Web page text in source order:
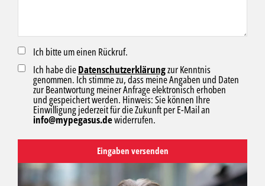
Ich bitte um einen Rückruf.
Ich habe dieDatenschutzerklärungzur Kenntnis
genommen. Ich stimme zu, dass meine Angaben und Daten
zur Beantwortung meiner Anfrage elektronisch erhoben
und gespeichert werden. Hinweis: Sie können Ihre
Einwilligung jederzeit für die Zukunft per E-Mail an
info@mypegasus.dewiderrufen.
Eingaben versenden
Alternative: